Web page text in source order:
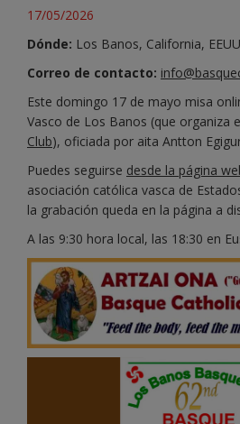
17/05/2026
Dónde: Los Banos, California, EEUU
Correo de contacto:
Este domingo 17 de mayo misa
Vasco de Los Banos (que organiza
Club), oficiada por aita Antton
Puedes seguirse desde la página
asociación católica vasca de
la grabación queda en la página a
A las 9:30 hora local, las 18:30 en